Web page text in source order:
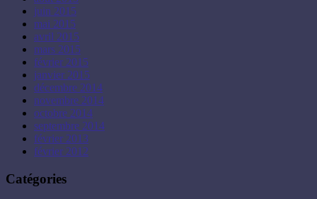
juin 2015
mai 2015
avril 2015
mars 2015
février 2015
janvier 2015
décembre 2014
novembre 2014
octobre 2014
septembre 2014
février 2013
février 2012
Catégories